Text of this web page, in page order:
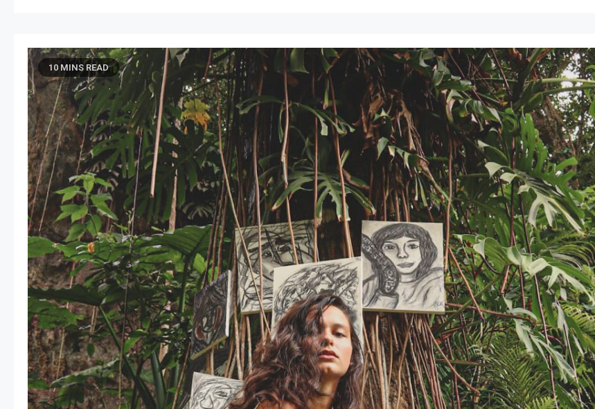
10 MINS READ